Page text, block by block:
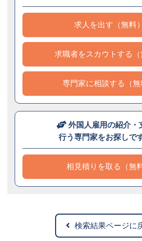
求人を出す（無料）
求職者をスカウトする（
専門家に相談する（無
外国人雇用の紹介・
行う専門家をお探しで
相見積りを取る（無
検索結果ページに